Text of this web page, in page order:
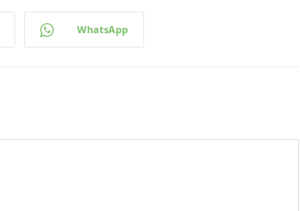
WhatsApp